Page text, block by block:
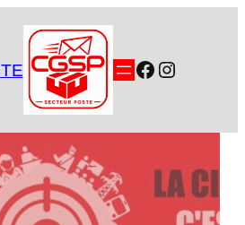
Facebook